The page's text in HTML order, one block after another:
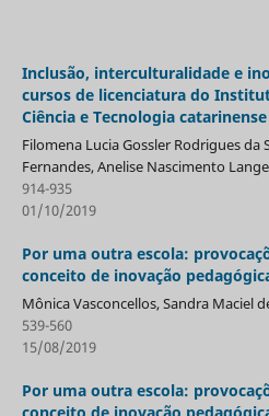
Inclusão, interculturalidade e
cursos de licenciatura do
Ciência e Tecnologia catarinense
Filomena Lucia Gossler Rodrigues da
Fernandes, Anelise Nascimento Lange
914-935
01/10/2019
Por uma outra escola:
conceito de inovação
Mônica Vasconcellos, Sandra Maciel
539-560
15/08/2019
Por uma outra escola: